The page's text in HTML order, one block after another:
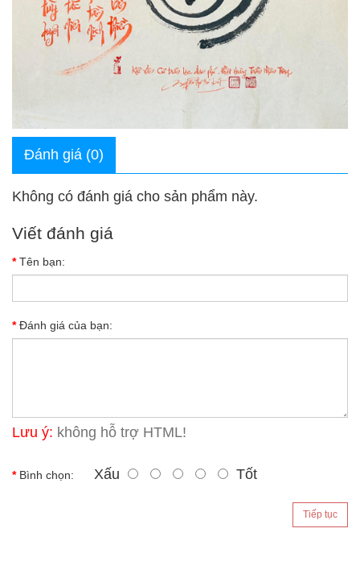
Đánh giá (0)
Không có đánh giá cho sản phẩm này.
Viết đánh giá
Tên bạn:
Đánh giá của bạn:
Lưu ý: không hỗ trợ HTML!
Bình chọn: Xấu Tốt
Tiếp tục